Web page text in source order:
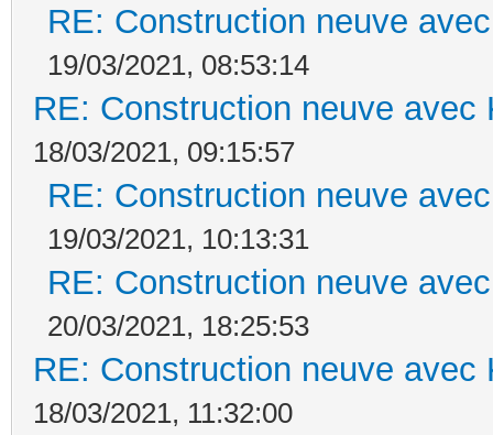
RE: Construction neuve
19/03/2021, 08:53:14
RE: Construction neuve avec
18/03/2021, 09:15:57
RE: Construction neuve
19/03/2021, 10:13:31
RE: Construction neuve
20/03/2021, 18:25:53
RE: Construction neuve avec
18/03/2021, 11:32:00